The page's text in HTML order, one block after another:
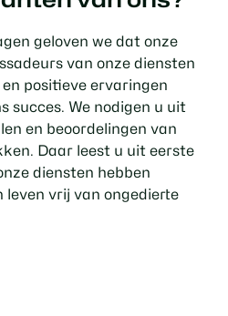
geloven we dat onze
van onze diensten
positieve ervaringen
succes. We nodigen u uit
en beoordelingen van
Daar leest u uit eerste
diensten hebben
leven vrij van ongedierte